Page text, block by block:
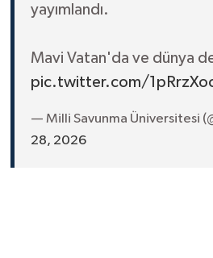
yayımlandı.
Mavi Vatan'da ve dünya
pic.twitter.com/
— Milli Savunma Üniversitesi
28, 2026